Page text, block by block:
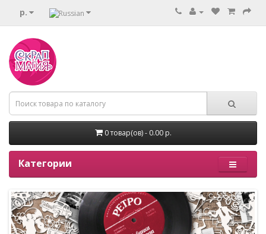
р.
0 товар(ов) - 0.00 р.
Категории